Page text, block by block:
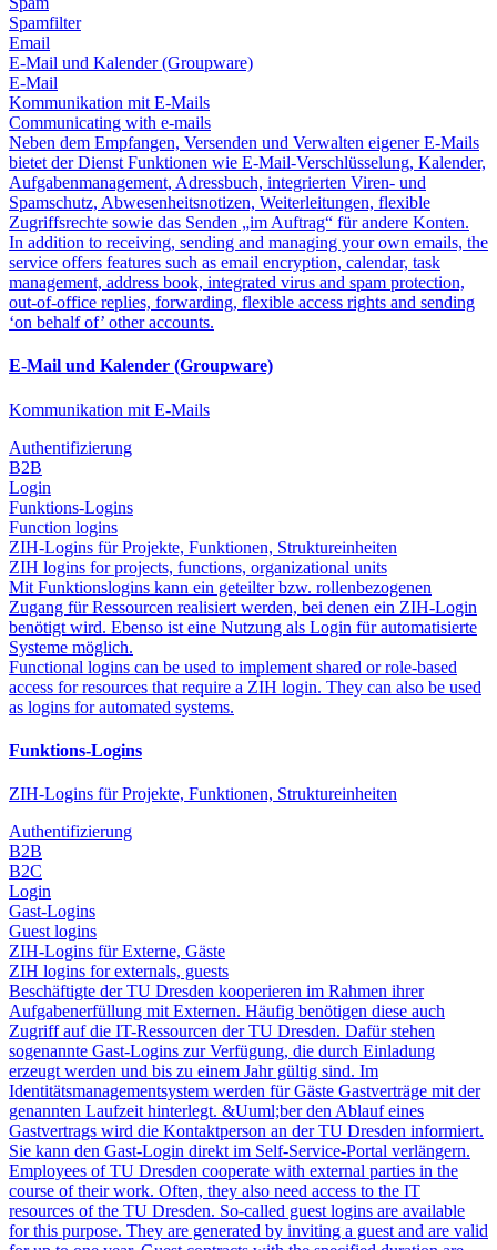
Spamfilter
Email
E-Mail und Kalender (Groupware)
E-Mail
Kommunikation mit E-Mails
Communicating with e-mails
Neben dem Empfangen, Versenden und Verwalten eigener E-Mails
bietet der Dienst Funktionen wie E-Mail-Verschlüsselung, Kalender,
Aufgabenmanagement, Adressbuch, integrierten Viren- und
Spamschutz, Abwesenheitsnotizen, Weiterleitungen, flexible
Zugriffsrechte sowie das Senden „im Auftrag“ für andere Konten.
In addition to receiving, sending and managing your own emails, the
service offers features such as email encryption, calendar, task
management, address book, integrated virus and spam protection,
out-of-office replies, forwarding, flexible access rights and sending
‘on behalf of’ other accounts.
E-Mail und Kalender (Groupware)
Kommunikation mit E-Mails
Authentifizierung
B2B
Login
Funktions-Logins
Function logins
ZIH-Logins für Projekte, Funktionen, Struktureinheiten
ZIH logins for projects, functions, organizational units
Mit Funktionslogins kann ein geteilter bzw. rollenbezogenen
Zugang für Ressourcen realisiert werden, bei denen ein ZIH-Login
benötigt wird. Ebenso ist eine Nutzung als Login für automatisierte
Systeme möglich.
Functional logins can be used to implement shared or role-based
access for resources that require a ZIH login. They can also be used
as logins for automated systems.
Funktions-Logins
ZIH-Logins für Projekte, Funktionen, Struktureinheiten
Authentifizierung
B2B
B2C
Login
Gast-Logins
Guest logins
ZIH-Logins für Externe, Gäste
ZIH logins for externals, guests
Beschäftigte der TU Dresden kooperieren im Rahmen ihrer
Aufgabenerfüllung mit Externen. Häufig benötigen diese auch
Zugriff auf die IT-Ressourcen der TU Dresden. Dafür stehen
sogenannte Gast-Logins zur Verfügung, die durch Einladung
erzeugt werden und bis zu einem Jahr gültig sind. Im
Identitätsmanagementsystem werden für Gäste Gastverträge mit der
genannten Laufzeit hinterlegt. &Uuml;ber den Ablauf eines
Gastvertrags wird die Kontaktperson an der TU Dresden informiert.
Sie kann den Gast-Login direkt im Self-Service-Portal verlängern.
Employees of TU Dresden cooperate with external parties in the
course of their work. Often, they also need access to the IT
resources of the TU Dresden. So-called guest logins are available
for this purpose. They are generated by inviting a guest and are valid